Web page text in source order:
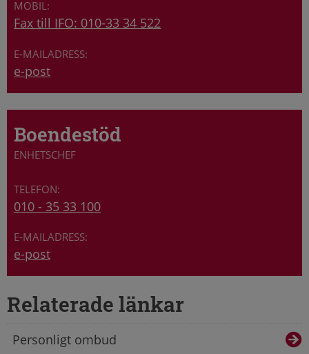
Fax till IFO: 010-33 34 522
e-post
Boendestöd
ENHETSCHEF
010 - 35 33 100
e-post
Relaterade länkar
Personligt ombud